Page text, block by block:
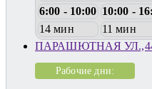
6:00 - 10:00 10:00 -
14 мин
11 мин
ПАРАШЮТНАЯ
Рабочие дни: